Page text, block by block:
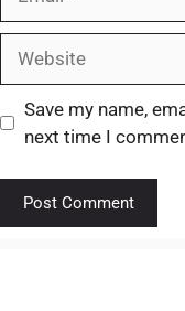
Save my name,
next time I